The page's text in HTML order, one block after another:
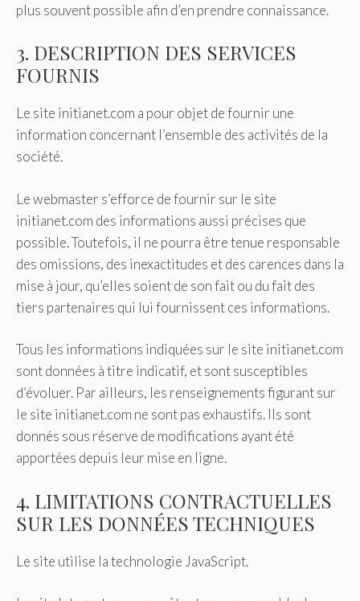
plus souvent possible afin d’en prendre connaissance.
3. DESCRIPTION DES SERVICES
FOURNIS
Le site initianet.com a pour objet de fournir une
information concernant l’ensemble des activités de la
société.
Le webmaster s’efforce de fournir sur le site
initianet.com des informations aussi précises que
possible. Toutefois, il ne pourra être tenue responsable
des omissions, des inexactitudes et des carences dans la
mise à jour, qu’elles soient de son fait ou du fait des
tiers partenaires qui lui fournissent ces informations.
Tous les informations indiquées sur le site initianet.com
sont données à titre indicatif, et sont susceptibles
d’évoluer. Par ailleurs, les renseignements figurant sur
le site initianet.com ne sont pas exhaustifs. Ils sont
donnés sous réserve de modifications ayant été
apportées depuis leur mise en ligne.
4. LIMITATIONS CONTRACTUELLES
SUR LES DONNÉES TECHNIQUES
Le site utilise la technologie JavaScript.